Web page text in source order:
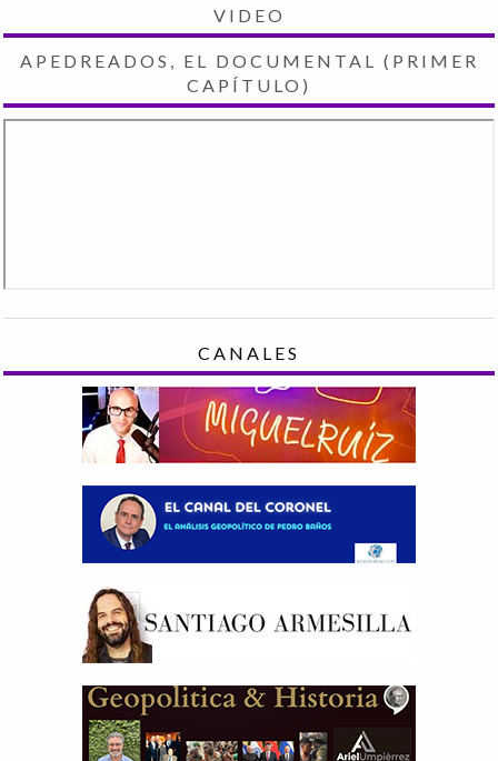
VIDEO
APEDREADOS, EL DOCUMENTAL (PRIMER
CAPÍTULO)
CANALES